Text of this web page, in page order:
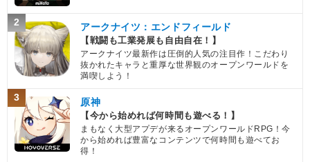
2 アークナイツ：エンドフィールド
【戦闘も工業発展も自由自在！】
アークナイツ最新作は圧倒的人気の注目作！こだわり
抜かれたキャラと重厚な世界観のオープンワールドを
満喫しよう！
3 原神
【今から始めれば何時間も遊べる！】
まもなく大型アプデが来るオープンワールドRPG！今
から始めれば豊富なコンテンツで何時間も遊べてお
得！